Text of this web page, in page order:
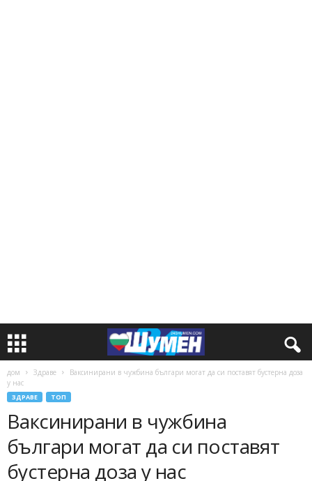
дом Здраве
Ваксинирани в чужбина българи могат да си поставят бустерна доза
у нас
ЗДРАВЕ ТОП
Ваксинирани в чужбина
българи могат да си поставят
бустерна доза у нас